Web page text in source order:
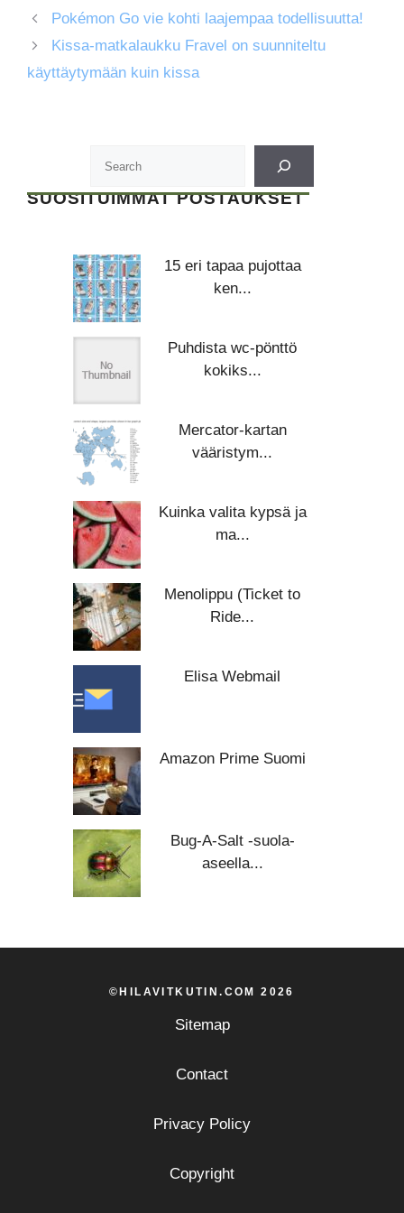
Pokémon Go vie kohti laajempaa todellisuutta!
Kissa-matkalaukku Fravel on suunniteltu
käyttäytymään kuin kissa
SUOSITUIMMAT POSTAUKSET
15 eri tapaa pujottaa
ken...
Puhdista wc-pönttö
kokiks...
Mercator-kartan
vääristym...
Kuinka valita kypsä ja
ma...
Menolippu (Ticket to
Ride...
Elisa Webmail
Amazon Prime Suomi
Bug-A-Salt -suola-
aseella...
©HILAVITKUTIN.COM 2026
Sitemap
Contact
Privacy Policy
Copyright